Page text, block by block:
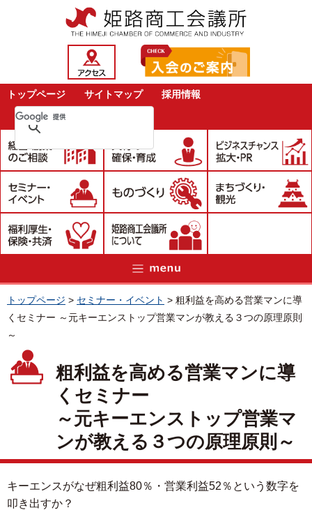
トップページ サイトマップ 採用情報
トップページ > セミナー・イベント > 粗利益を高める営業マンに導
くセミナー ～元キーエンストップ営業マンが教える３つの原理原則
～
粗利益を高める営業マンに導
くセミナー
～元キーエンストップ営業マ
ンが教える３つの原理原則～
キーエンスがなぜ粗利益80％・営業利益52％という数字を
叩き出すか？